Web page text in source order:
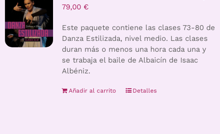
79,00 €
Este paquete contiene las clases 73-80 de
Danza Estilizada, nivel medio. Las clases
duran más o menos una hora cada una y
se trabaja el baile de Albaicín de Isaac
Albéniz.
Añadir al carrito Detalles